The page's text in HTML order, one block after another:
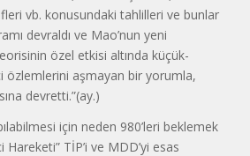
vb. konusundaki tahlilleri ve bunlar
devraldı ve Mao’nun yeni
özel etkisi altında küçük-
özlemlerini aşmayan bir yorumla,
devretti.”(ay.)
için neden 980’leri beklemek
TİP’i ve MDD’yi esas